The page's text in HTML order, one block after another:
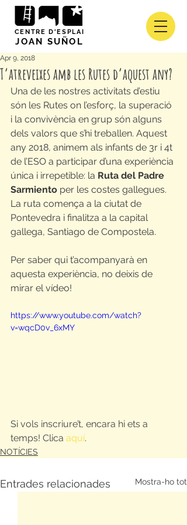
CENTRE D'ESPLAI
JOAN SUÑOL
T’atreveixes amb les Rutes d’aquest any?
Apr 9, 2018
Una de les nostres activitats d’estiu
són les Rutes on l’esforç, la superació
i la convivència en grup són alguns
dels valors que s’hi treballen. Aquest
any 2018, animem als infants de 3r i 4t
de l’ESO a participar d’una experiència
única i irrepetible: la Ruta del Padre
Sarmiento per les costes gallegues.
La ruta comença a la ciutat de
Pontevedra i finalitza a la capital
gallega, Santiago de Compostela.
Per saber qui t’acompanyarà en
aquesta experiència, no deixis de
mirar el vídeo!
https://www.youtube.com/watch?
v=wqcD0v_6xMY
Si vols inscriure’t, encara hi ets a
temps! Clica aquí.
NOTÍCIES
Entrades relacionades Mostra-ho tot